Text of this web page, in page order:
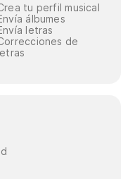
tu perfil musical
álbumes
letras
de